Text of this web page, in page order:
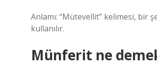
Anlamı: “Mütevellit” kelimesi, bir
kullanılır.
Münferit ne